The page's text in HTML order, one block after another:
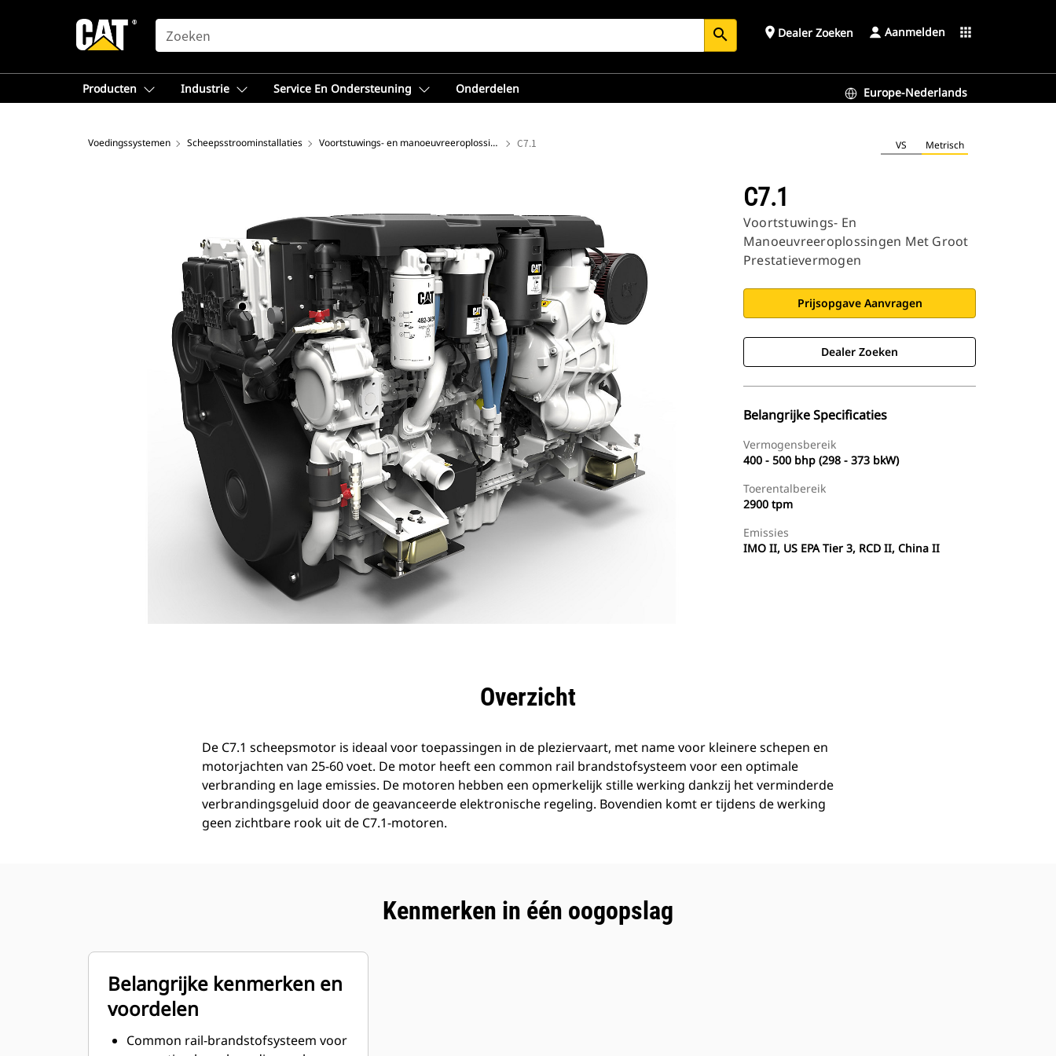
SEARCH search place Dealer Zoeken Aanmelden apps
Producten Industrie Service En Ondersteuning Onderdelen Europe-Nederlands
Voedingssystemen Scheepsstroominstallaties Voortstuwings- en manoeuvreeroplossingen met groot prestatievermogen C7.1 VS Metrisch
C7.1
Voortstuwings- En
Manoeuvreeroplossingen Met Groot
Prestatievermogen
Prijsopgave Aanvragen
Dealer Zoeken
Belangrijke Specificaties
Vermogensbereik
400 - 500 bhp (298 - 373 bkW)
Toerentalbereik
2900 tpm
Emissies
IMO II, US EPA Tier 3, RCD II, China II
Overzicht
De C7.1 scheepsmotor is ideaal voor toepassingen in de pleziervaart, met name voor kleinere schepen en
motorjachten van 25-60 voet. De motor heeft een common rail brandstofsysteem voor een optimale
verbranding en lage emissies. De motoren hebben een opmerkelijk stille werking dankzij het verminderde
verbrandingsgeluid door de geavanceerde elektronische regeling. Bovendien komt er tijdens de werking
geen zichtbare rook uit de C7.1-motoren.
Kenmerken in één oogopslag
Belangrijke kenmerken en
voordelen
Common rail-brandstofsysteem voor